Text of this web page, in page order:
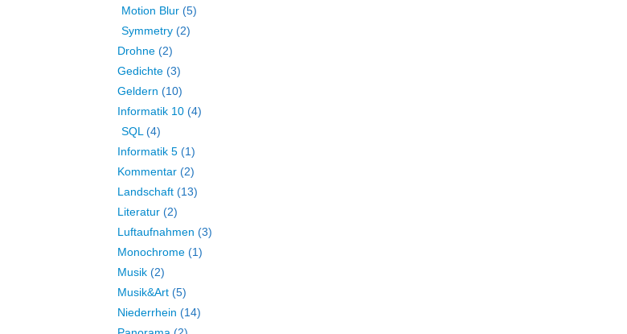
Motion Blur(5)
Symmetry(2)
Drohne(2)
Gedichte(3)
Geldern (10)
Informatik 10(4)
SQL (4)
Informatik 5(1)
Kommentar(2)
Landschaft(13)
Literatur(2)
Luftaufnahmen (3)
Monochrome(1)
Musik(2)
Musik&Art(5)
Niederrhein (14)